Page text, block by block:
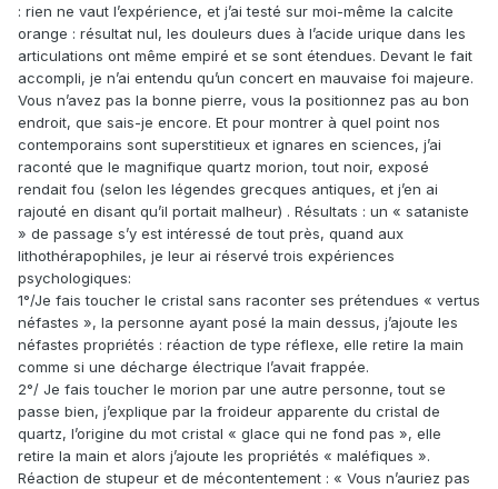
: rien ne vaut l’expérience, et j’ai testé sur moi-même la calcite
orange : résultat nul, les douleurs dues à l’acide urique dans les
articulations ont même empiré et se sont étendues. Devant le fait
accompli, je n’ai entendu qu’un concert en mauvaise foi majeure.
Vous n’avez pas la bonne pierre, vous la positionnez pas au bon
endroit, que sais-je encore. Et pour montrer à quel point nos
contemporains sont superstitieux et ignares en sciences, j’ai
raconté que le magnifique quartz morion, tout noir, exposé
rendait fou (selon les légendes grecques antiques, et j’en ai
rajouté en disant qu’il portait malheur) . Résultats : un « sataniste
» de passage s’y est intéressé de tout près, quand aux
lithothérapophiles, je leur ai réservé trois expériences
psychologiques:
1°/Je fais toucher le cristal sans raconter ses prétendues « vertus
néfastes », la personne ayant posé la main dessus, j’ajoute les
néfastes propriétés : réaction de type réflexe, elle retire la main
comme si une décharge électrique l’avait frappée.
2°/ Je fais toucher le morion par une autre personne, tout se
passe bien, j’explique par la froideur apparente du cristal de
quartz, l’origine du mot cristal « glace qui ne fond pas », elle
retire la main et alors j’ajoute les propriétés « maléfiques ».
Réaction de stupeur et de mécontentement : « Vous n’auriez pas